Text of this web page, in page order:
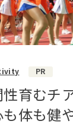
PR
育むチ
体も健